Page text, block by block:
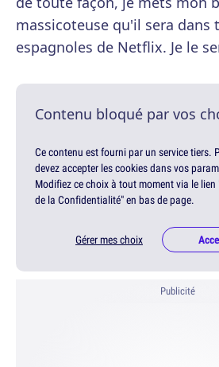
massicoteuse qu'il sera dans
espagnoles de Netflix. Je le
Contenu bloqué par vos
Ce contenu est fourni par un service tiers.
devez accepter les cookies dans vos
Modifiez ce choix à tout moment via le lien
de la Confidentialité" en bas de page.
Gérer mes choix
Publicité